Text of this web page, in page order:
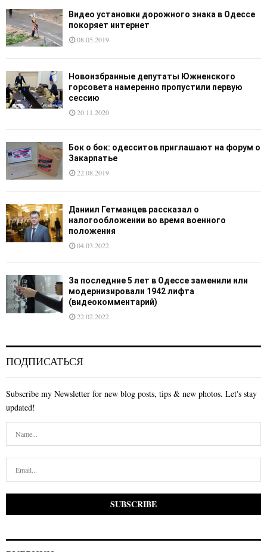
Видео установки дорожного знака в Одессе
покоряет интернет
08.05.2019
Новоизбранные депутаты Южненского
горсовета намеренно пропустили первую
сессию
20.11.2020
Бок о бок: одесситов приглашают на форум о
Закарпатье
22.08.2019
Даниил Гетманцев рассказал о
налогообложении во время военного
положения
04.03.2022
За последние 5 лет в Одессе заменили или
модернизировали 1942 лифта
(видеокомментарий)
22.02.2022
ПОДПИСАТЬСЯ
Subscribe my Newsletter for new blog posts, tips & new photos. Let's stay
updated!